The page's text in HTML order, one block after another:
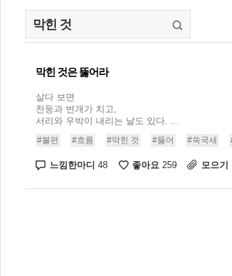
막힌 것은 뚫어라
살다 보면
천둥과 번개가 치고,
서리와 우박이 내리는 날도 있다. ...
#불편 #흐름 #막힌 것 #뚫어 #쑥국새
느낌한마디 48 좋아요 259 모으기